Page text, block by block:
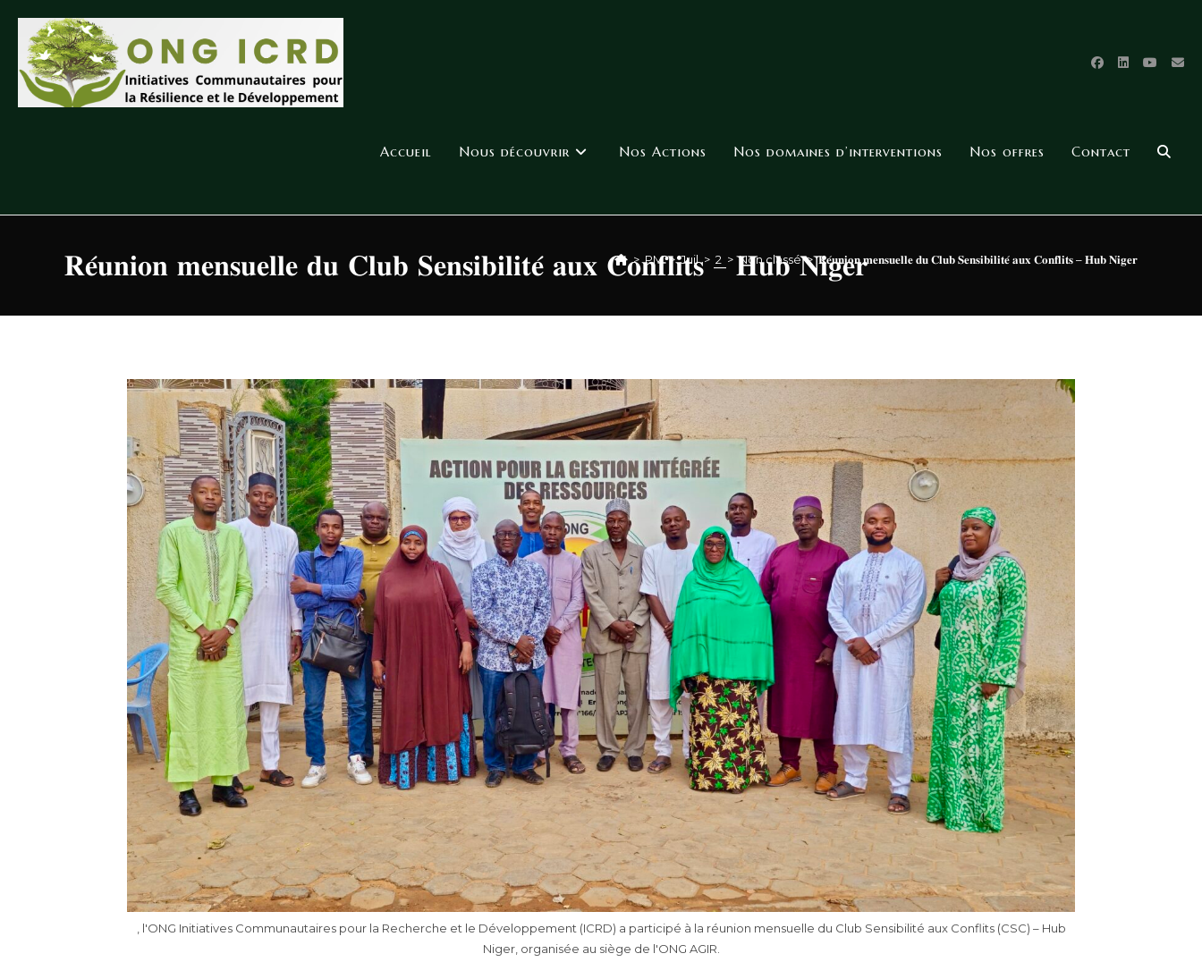
Accueil Nous découvrir Nos Actions Nos domaines d’interventions Nos offres Contact
𝐑𝐞́𝐮𝐧𝐢𝐨𝐧 𝐦𝐞𝐧𝐬𝐮𝐞𝐥𝐥𝐞 𝐝𝐮 𝐂𝐥𝐮𝐛 𝐒𝐞𝐧𝐬𝐢𝐛𝐢𝐥𝐢𝐭𝐞́ 𝐚𝐮𝐱 𝐂𝐨𝐧𝐟𝐥𝐢𝐭𝐬 – 𝐇𝐮𝐛 𝐍𝐢𝐠𝐞𝐫
> PM > Juil > 2 > Non classé > 𝐑𝐞́𝐮𝐧𝐢𝐨𝐧 𝐦𝐞𝐧𝐬𝐮𝐞𝐥𝐥𝐞 𝐝𝐮 𝐂𝐥𝐮𝐛 𝐒𝐞𝐧𝐬𝐢𝐛𝐢𝐥𝐢𝐭𝐞́ 𝐚𝐮𝐱 𝐂𝐨𝐧𝐟𝐥𝐢𝐭𝐬 – 𝐇𝐮𝐛 𝐍𝐢𝐠𝐞𝐫
, l'ONG Initiatives Communautaires pour la Recherche et le Développement (ICRD) a participé à la réunion mensuelle du Club Sensibilité aux Conflits (CSC) – Hub
Niger, organisée au siège de l'ONG AGIR.